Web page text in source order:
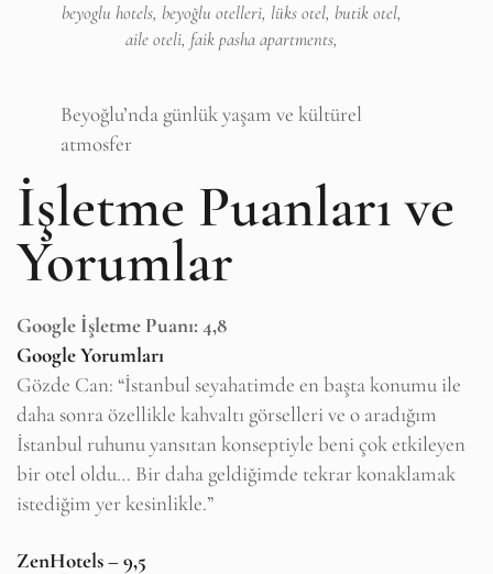
beyoglu hotels, beyoğlu otelleri, lüks otel, butik otel,
aile oteli, faik pasha apartments,
Beyoğlu’nda günlük yaşam ve kültürel
atmosfer
İşletme Puanları ve
Yorumlar
Google İşletme Puanı: 4,8
Google Yorumları
Gözde Can: “İstanbul seyahatimde en başta konumu ile
daha sonra özellikle kahvaltı görselleri ve o aradığım
İstanbul ruhunu yansıtan konseptiyle beni çok etkileyen
bir otel oldu… Bir daha geldiğimde tekrar konaklamak
istediğim yer kesinlikle.”
ZenHotels – 9,5